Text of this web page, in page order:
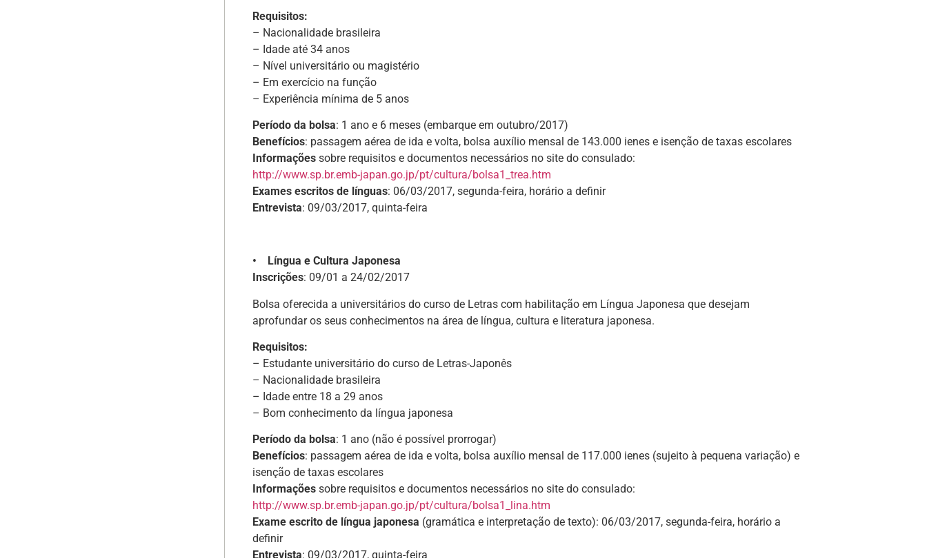
Requisitos:
– Nacionalidade brasileira
– Idade até 34 anos
– Nível universitário ou magistério
– Em exercício na função
– Experiência mínima de 5 anos
Período da bolsa: 1 ano e 6 meses (embarque em outubro/2017)
Benefícios: passagem aérea de ida e volta, bolsa auxílio mensal de 143.000 ienes e isenção de taxas escolares
Informações sobre requisitos e documentos necessários no site do consulado:
http://www.sp.br.emb-japan.go.jp/pt/cultura/bolsa1_trea.htm
Exames escritos de línguas: 06/03/2017, segunda-feira, horário a definir
Entrevista: 09/03/2017, quinta-feira
• Língua e Cultura Japonesa
Inscrições: 09/01 a 24/02/2017
Bolsa oferecida a universitários do curso de Letras com habilitação em Língua Japonesa que desejam
aprofundar os seus conhecimentos na área de língua, cultura e literatura japonesa.
Requisitos:
– Estudante universitário do curso de Letras-Japonês
– Nacionalidade brasileira
– Idade entre 18 a 29 anos
– Bom conhecimento da língua japonesa
Período da bolsa: 1 ano (não é possível prorrogar)
Benefícios: passagem aérea de ida e volta, bolsa auxílio mensal de 117.000 ienes (sujeito à pequena variação) e
isenção de taxas escolares
Informações sobre requisitos e documentos necessários no site do consulado:
http://www.sp.br.emb-japan.go.jp/pt/cultura/bolsa1_lina.htm
Exame escrito de língua japonesa (gramática e interpretação de texto): 06/03/2017, segunda-feira, horário a
definir
Entrevista: 09/03/2017, quinta-feira